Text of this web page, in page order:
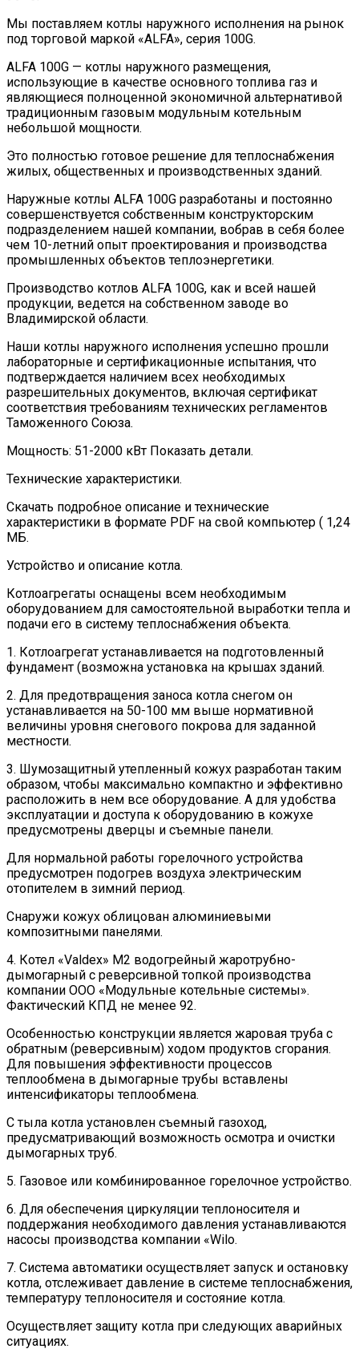
Мы поставляем котлы наружного исполнения на рынок
под торговой маркой «ALFA», серия 100G.
ALFA 100G — котлы наружного размещения,
использующие в качестве основного топлива газ и
являющиеся полноценной экономичной альтернативой
традиционным газовым модульным котельным
небольшой мощности.
Это полностью готовое решение для теплоснабжения
жилых, общественных и производственных зданий.
Наружные котлы ALFA 100G разработаны и постоянно
совершенствуется собственным конструкторским
подразделением нашей компании, вобрав в себя более
чем 10-летний опыт проектирования и производства
промышленных объектов теплоэнергетики.
Производство котлов ALFA 100G, как и всей нашей
продукции, ведется на собственном заводе во
Владимирской области.
Наши котлы наружного исполнения успешно прошли
лабораторные и сертификационные испытания, что
подтверждается наличием всех необходимых
разрешительных документов, включая сертификат
соответствия требованиям технических регламентов
Таможенного Союза.
Мощность: 51-2000 кВт Показать детали.
Технические характеристики.
Скачать подробное описание и технические
характеристики в формате PDF на свой компьютер ( 1,24
МБ.
Устройство и описание котла.
Котлоагрегаты оснащены всем необходимым
оборудованием для самостоятельной выработки тепла и
подачи его в систему теплоснабжения объекта.
1. Котлоагрегат устанавливается на подготовленный
фундамент (возможна установка на крышах зданий.
2. Для предотвращения заноса котла снегом он
устанавливается на 50-100 мм выше нормативной
величины уровня снегового покрова для заданной
местности.
3. Шумозащитный утепленный кожух разработан таким
образом, чтобы максимально компактно и эффективно
расположить в нем все оборудование. А для удобства
эксплуатации и доступа к оборудованию в кожухе
предусмотрены дверцы и съемные панели.
Для нормальной работы горелочного устройства
предусмотрен подогрев воздуха электрическим
отопителем в зимний период.
Снаружи кожух облицован алюминиевыми
композитными панелями.
4. Котел «Valdex» M2 водогрейный жаротрубно-
дымогарный с реверсивной топкой производства
компании ООО «Модульные котельные системы».
Фактический КПД не менее 92.
Особенностью конструкции является жаровая труба с
обратным (реверсивным) ходом продуктов сгорания.
Для повышения эффективности процессов
теплообмена в дымогарные трубы вставлены
интенсификаторы теплообмена.
С тыла котла установлен съемный газоход,
предусматривающий возможность осмотра и очистки
дымогарных труб.
5. Газовое или комбинированное горелочное устройство.
6. Для обеспечения циркуляции теплоносителя и
поддержания необходимого давления устанавливаются
насосы производства компании «Wilo.
7. Система автоматики осуществляет запуск и остановку
котла, отслеживает давление в системе теплоснабжения,
температуру теплоносителя и состояние котла.
Осуществляет защиту котла при следующих аварийных
ситуациях.